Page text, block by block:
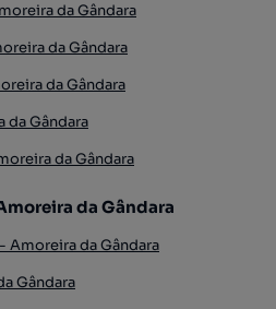
da Gândara
da Gândara
da Gândara
da Gândara
da Gândara
da Gândara
Amoreira da Gândara
Gândara